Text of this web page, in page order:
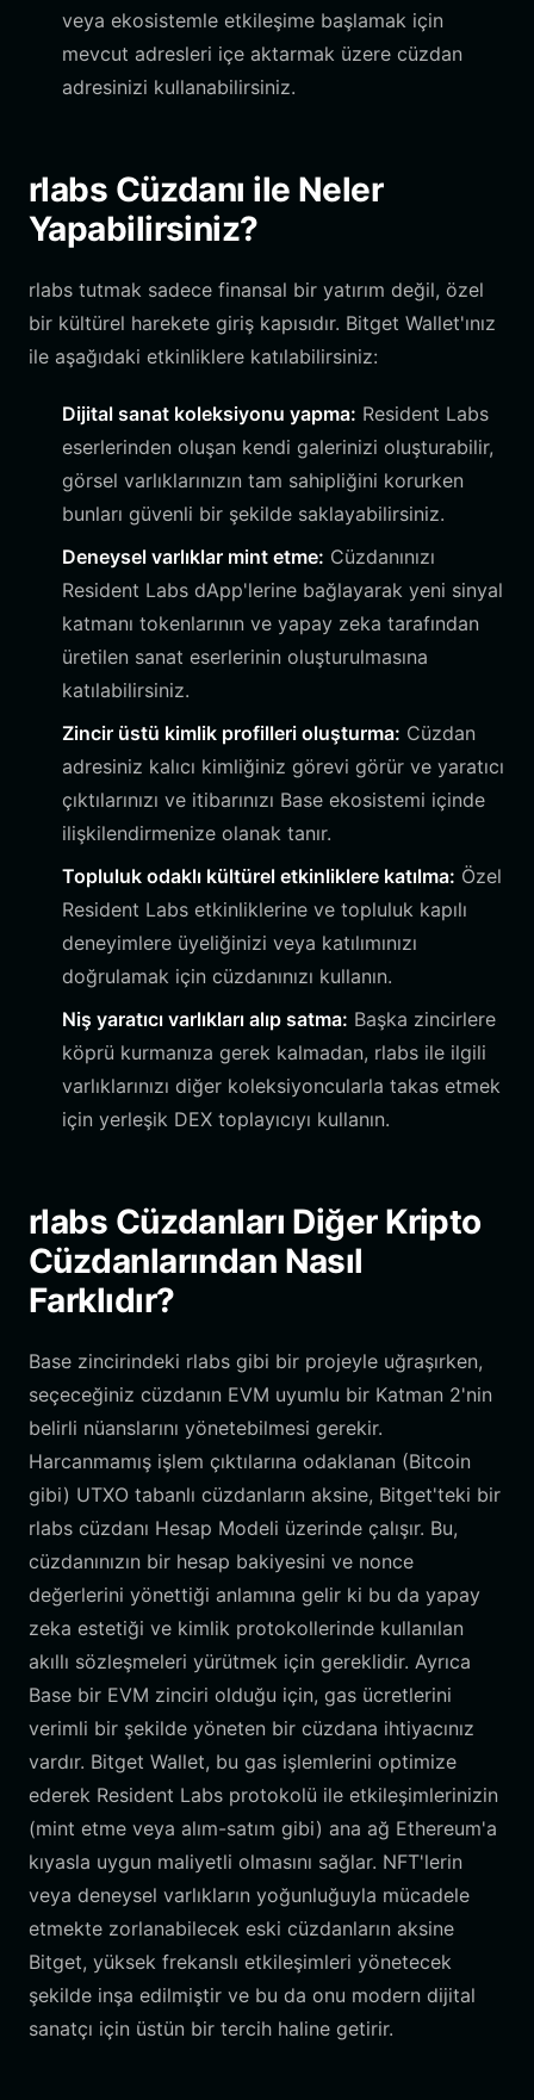
veya ekosistemle etkileşime başlamak için
mevcut adresleri içe aktarmak üzere cüzdan
adresinizi kullanabilirsiniz.
rlabs Cüzdanı ile Neler
Yapabilirsiniz?
rlabs tutmak sadece finansal bir yatırım değil, özel
bir kültürel harekete giriş kapısıdır. Bitget Wallet'ınız
ile aşağıdaki etkinliklere katılabilirsiniz:
Dijital sanat koleksiyonu yapma: Resident Labs
eserlerinden oluşan kendi galerinizi oluşturabilir,
görsel varlıklarınızın tam sahipliğini korurken
bunları güvenli bir şekilde saklayabilirsiniz.
Deneysel varlıklar mint etme: Cüzdanınızı
Resident Labs dApp'lerine bağlayarak yeni sinyal
katmanı tokenlarının ve yapay zeka tarafından
üretilen sanat eserlerinin oluşturulmasına
katılabilirsiniz.
Zincir üstü kimlik profilleri oluşturma: Cüzdan
adresiniz kalıcı kimliğiniz görevi görür ve yaratıcı
çıktılarınızı ve itibarınızı Base ekosistemi içinde
ilişkilendirmenize olanak tanır.
Topluluk odaklı kültürel etkinliklere katılma: Özel
Resident Labs etkinliklerine ve topluluk kapılı
deneyimlere üyeliğinizi veya katılımınızı
doğrulamak için cüzdanınızı kullanın.
Niş yaratıcı varlıkları alıp satma: Başka zincirlere
köprü kurmanıza gerek kalmadan, rlabs ile ilgili
varlıklarınızı diğer koleksiyoncularla takas etmek
için yerleşik DEX toplayıcıyı kullanın.
rlabs Cüzdanları Diğer Kripto
Cüzdanlarından Nasıl
Farklıdır?
Base zincirindeki rlabs gibi bir projeyle uğraşırken,
seçeceğiniz cüzdanın EVM uyumlu bir Katman 2'nin
belirli nüanslarını yönetebilmesi gerekir.
Harcanmamış işlem çıktılarına odaklanan (Bitcoin
gibi) UTXO tabanlı cüzdanların aksine, Bitget'teki bir
rlabs cüzdanı Hesap Modeli üzerinde çalışır. Bu,
cüzdanınızın bir hesap bakiyesini ve nonce
değerlerini yönettiği anlamına gelir ki bu da yapay
zeka estetiği ve kimlik protokollerinde kullanılan
akıllı sözleşmeleri yürütmek için gereklidir. Ayrıca
Base bir EVM zinciri olduğu için, gas ücretlerini
verimli bir şekilde yöneten bir cüzdana ihtiyacınız
vardır. Bitget Wallet, bu gas işlemlerini optimize
ederek Resident Labs protokolü ile etkileşimlerinizin
(mint etme veya alım-satım gibi) ana ağ Ethereum'a
kıyasla uygun maliyetli olmasını sağlar. NFT'lerin
veya deneysel varlıkların yoğunluğuyla mücadele
etmekte zorlanabilecek eski cüzdanların aksine
Bitget, yüksek frekanslı etkileşimleri yönetecek
şekilde inşa edilmiştir ve bu da onu modern dijital
sanatçı için üstün bir tercih haline getirir.